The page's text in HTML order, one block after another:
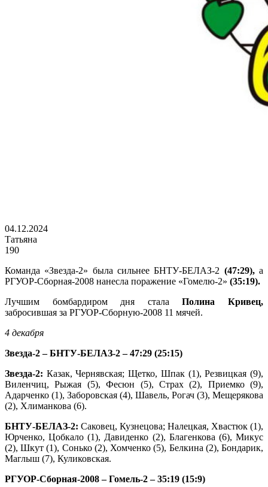
04.12.2024
Татьяна
190
Команда «Звезда-2» была сильнее БНТУ-БЕЛАЗ-2 (47:29),а
РГУОР-Сборная-2008 нанесла поражение «Гомелю-2» (35:19).
Лучшим бомбардиром дня сталаПолина Кривец,
забросившая за РГУОР-Сборную-2008 11 мячей.
4 декабря
Звезда-2 – БНТУ-БЕЛАЗ-2 – 47:29 (25:15)
Звезда-2: Казак, Чернявская; Щетко, Шпак (1), Резвицкая (9),
Виленчиц, Рыжая (5), Фесюн (5), Страх (2), Приемко (9),
Адарченко (1), Заборовская (4), Шавель, Рогач (3), Мещерякова
(2), Хлиманкова (6).
БНТУ-БЕЛАЗ-2: Саковец, Кузнецова; Налецкая, Хвастюк (1),
Юрченко, Цобкало (1), Давиденко (2), Благенкова (6), Микус
(2), Шкут (1), Сонько (2), Хомченко (5), Белкина (2), Бондарик,
Маглыш (7), Куликовская.
РГУОР-Сборная-2008 – Гомель-2 – 35:19 (15:9)